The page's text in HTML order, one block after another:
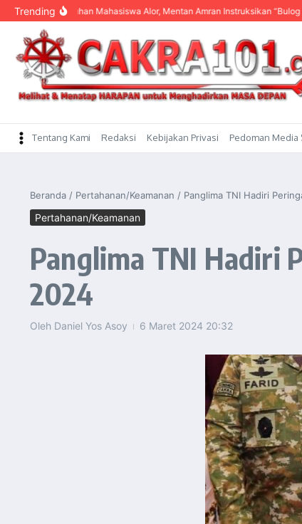
content
Trending
Keluhan Mahasiswa Alor, Mentan Amran Instruksikan “Bulog Kirim Beras”
Tentang Kami Redaksi Kebijakan Privasi Pedoman Media
Beranda / Pertahanan/Keamanan / Panglima TNI Hadiri
Pertahanan/Keamanan
Panglima TNI Hadiri
2024
Oleh Daniel Yos Asoy 6 Maret 2024 20:32